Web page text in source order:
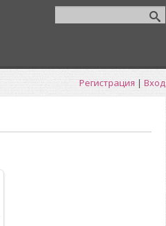
Регистрация | Вход